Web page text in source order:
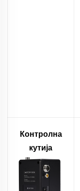
Контролна
кутија